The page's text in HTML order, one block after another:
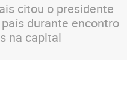
citou o presidente
durante encontro
na capital